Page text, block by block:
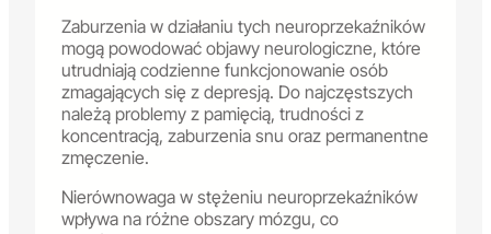
Zaburzenia w działaniu tych neuroprzekaźników
mogą powodować objawy neurologiczne, które
utrudniają codzienne funkcjonowanie osób
zmagających się z depresją. Do najczęstszych
należą problemy z pamięcią, trudności z
koncentracją, zaburzenia snu oraz permanentne
zmęczenie.
Nierównowaga w stężeniu neuroprzekaźników
wpływa na różne obszary mózgu, co